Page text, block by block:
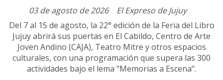
El Expreso de Jujuy
03 de agosto de 2026
Del 7 al 15 de agosto, la 22° edición de la Feria del Libro
Jujuy abrirá sus puertas en El Cabildo, Centro de Arte
Joven Andino (CAJA), Teatro Mitre y otros espacios
culturales, con una programación que supera las 300
actividades bajo el lema "Memorias a Escena".